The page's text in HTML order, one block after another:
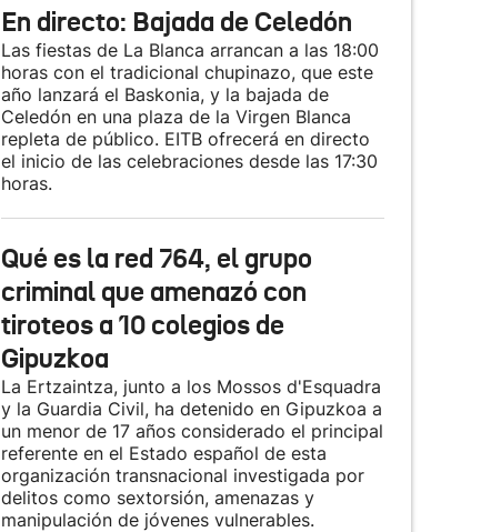
En directo: Bajada de Celedón
Las fiestas de La Blanca arrancan a las 18:00
horas con el tradicional chupinazo, que este
año lanzará el Baskonia, y la bajada de
Celedón en una plaza de la Virgen Blanca
repleta de público. EITB ofrecerá en directo
el inicio de las celebraciones desde las 17:30
horas.
Qué es la red 764, el grupo
criminal que amenazó con
tiroteos a 10 colegios de
Gipuzkoa
La Ertzaintza, junto a los Mossos d'Esquadra
y la Guardia Civil, ha detenido en Gipuzkoa a
un menor de 17 años considerado el principal
referente en el Estado español de esta
organización transnacional investigada por
delitos como sextorsión, amenazas y
manipulación de jóvenes vulnerables.